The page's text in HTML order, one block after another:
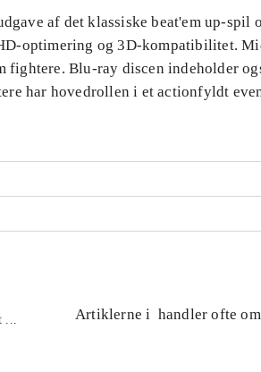
af det klassiske beat'em up-spil
optimering og 3D-kompatibilitet.
fightere. Blu-ray discen indeholder
har hovedrollen i et actionfyldt
...
Artiklerne i handler ofte om